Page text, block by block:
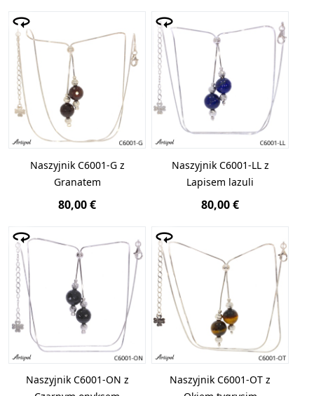
Naszyjnik C6001-G z
Granatem
80,00 €
Naszyjnik C6001-LL z
Lapisem lazuli
80,00 €
Naszyjnik C6001-ON z
Naszyjnik C6001-OT z